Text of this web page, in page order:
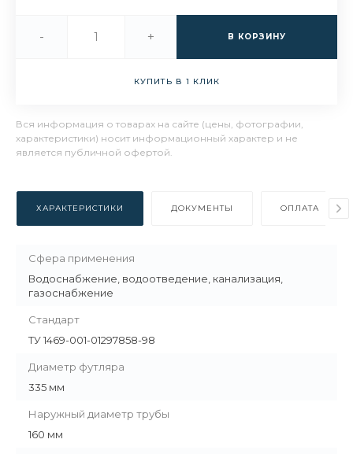
- + В КОРЗИНУ
КУПИТЬ В 1 КЛИК
Вся информация о товарах на сайте (цены, фотографии,
характеристики) носит информационный характер и не
является публичной офертой.
ХАРАКТЕРИСТИКИ ДОКУМЕНТЫ ОПЛАТА
Сфера применения
Водоснабжение, водоотведение, канализация,
газоснабжение
Стандарт
ТУ 1469-001-01297858-98
Диаметр футляра
335 мм
Наружный диаметр трубы
160 мм